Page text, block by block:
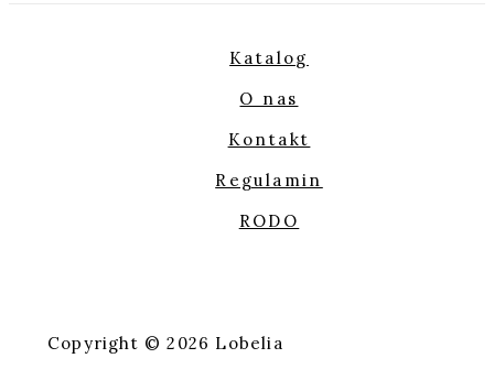
Katalog
O nas
Kontakt
Regulamin
RODO
Copyright © 2026 Lobelia